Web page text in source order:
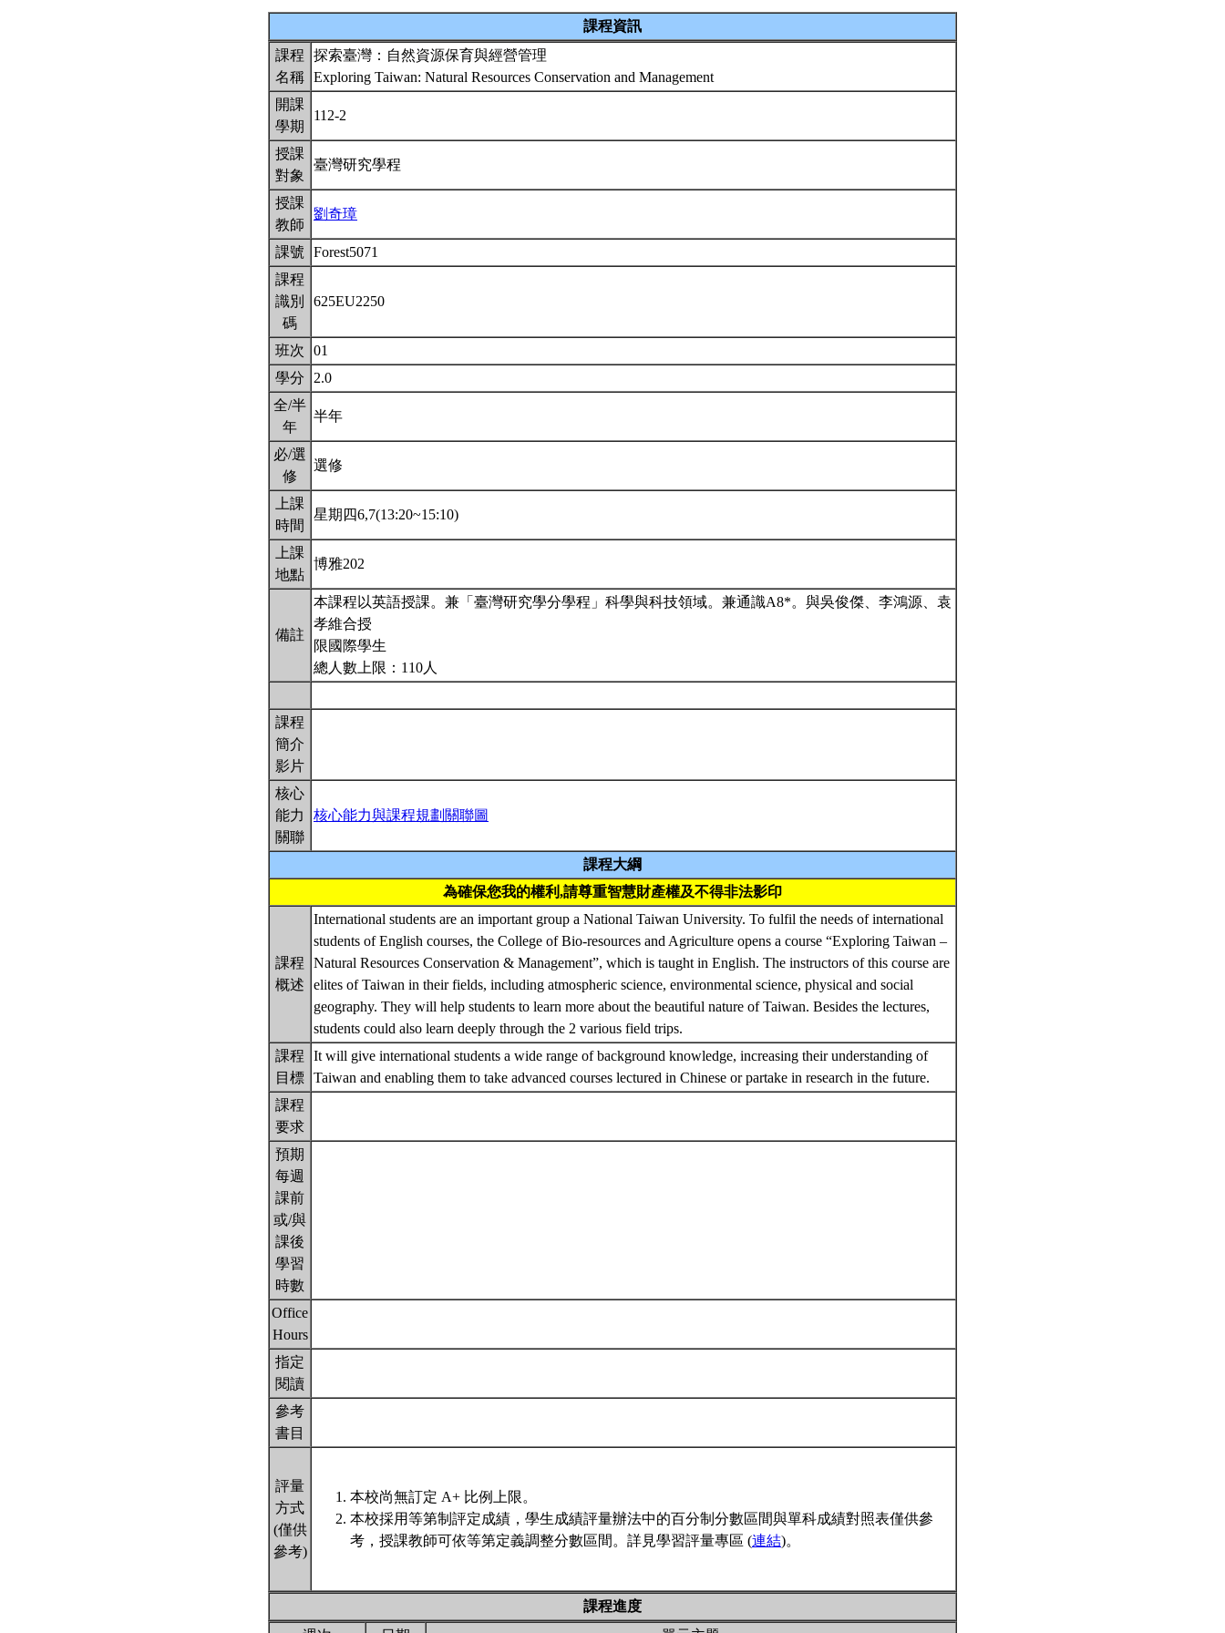
課程資訊
課程
名稱
探索臺灣：自然資源保育與經營管理
Exploring Taiwan: Natural Resources Conservation and Management
開課
學期
112-2
授課
對象
臺灣研究學程
授課
教師
劉奇璋
課號
Forest5071
課程
識別
碼
625EU2250
班次
01
學分
2.0
全/半
年
半年
必/選
修
選修
上課
時間
星期四6,7(13:20~15:10)
上課
地點
博雅202
備註
本課程以英語授課。兼「臺灣研究學分學程」科學與科技領域。兼通識A8*。與吳俊傑、李鴻源、袁
孝維合授
限國際學生
總人數上限：110人
課程
簡介
影片
核心
能力
關聯
核心能力與課程規劃關聯圖
課程大綱
為確保您我的權利,請尊重智慧財產權及不得非法影印
課程
概述
International students are an important group a National Taiwan University. To fulfil the needs of international
students of English courses, the College of Bio-resources and Agriculture opens a course “Exploring Taiwan –
Natural Resources Conservation & Management”, which is taught in English. The instructors of this course are
elites of Taiwan in their fields, including atmospheric science, environmental science, physical and social
geography. They will help students to learn more about the beautiful nature of Taiwan. Besides the lectures,
students could also learn deeply through the 2 various field trips.
課程
目標
It will give international students a wide range of background knowledge, increasing their understanding of
Taiwan and enabling them to take advanced courses lectured in Chinese or partake in research in the future.
課程
要求
預期
每週
課前
或/與
課後
學習
時數
Office
Hours
指定
閱讀
參考
書目
評量
方式
(僅供
參考)
本校尚無訂定 A+ 比例上限。
本校採用等第制評定成績，學生成績評量辦法中的百分制分數區間與單科成績對照表僅供參
考，授課教師可依等第定義調整分數區間。詳見學習評量專區 (連結)。
課程進度